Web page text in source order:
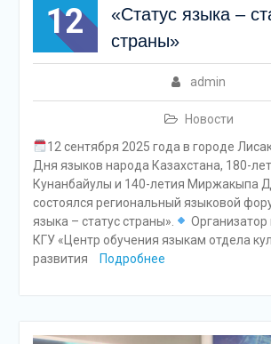
12
«Статус языка –
страны»
admin
Новости
12 сентября 2025 года в городе
Дня языков народа Казахстана, 180-
Кунанбайулы и 140-летия Миржакыпа
состоялся региональный языковой
языка – статус страны».
КГУ «Центр обучения языкам отдела
развития
Подробнее